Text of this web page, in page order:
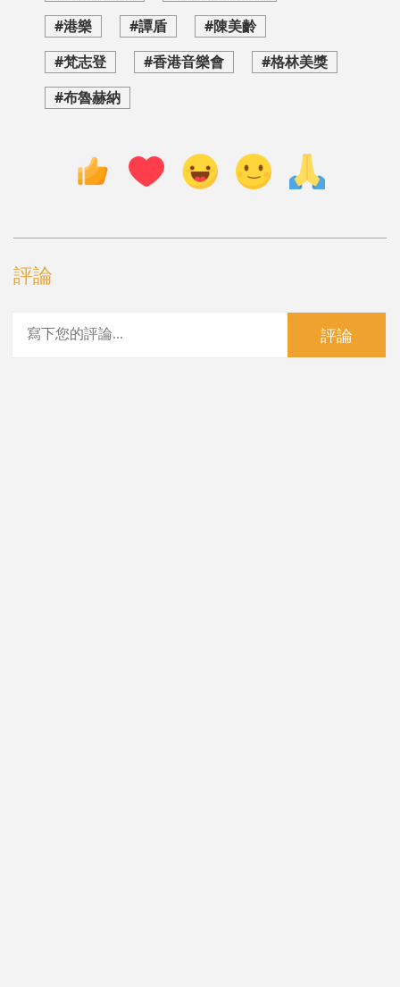
#港樂
#譚盾
#陳美齡
#梵志登
#香港音樂會
#格林美獎
#布魯赫納
評論
評論